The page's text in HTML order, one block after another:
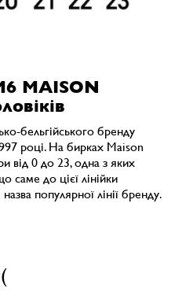
MAISON
бельгійського бренду
році. На бирках Maison
від 0 до 23, одна з яких
саме до цієї лінійки
популярної лінії бренду.